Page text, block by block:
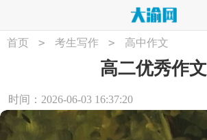
首页 > 考生写作 > 高中作文
高二优秀作文
时间：2026-06-03 16:37:20